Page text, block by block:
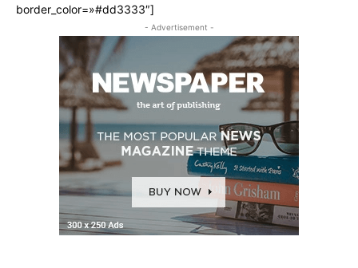
border_color=»#dd3333″]
- Advertisement -